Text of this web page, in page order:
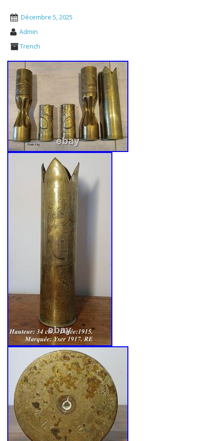
Décembre 5, 2025
Admin
Trench